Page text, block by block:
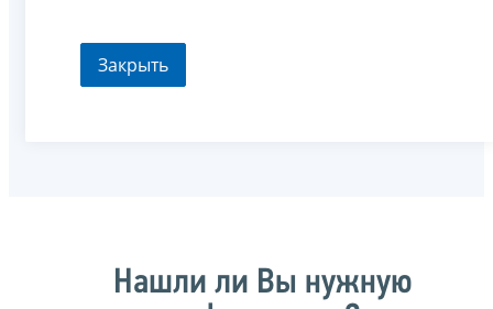
Закрыть
Нашли ли Вы нужную